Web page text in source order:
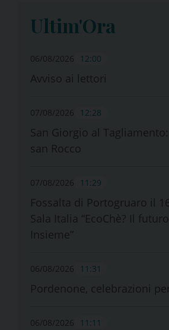
Ultim'Ora
06/08/2026 12:00
Avviso ai lettori
07/08/2026 12:28
San Giorgio al
san Rocco
07/08/2026 11:29
Fossalta di Portogruaro il
Sala Italia “EcoChè? Il
Insieme”
06/08/2026 11:31
Pordenone, celebrazioni
06/08/2026 11:11